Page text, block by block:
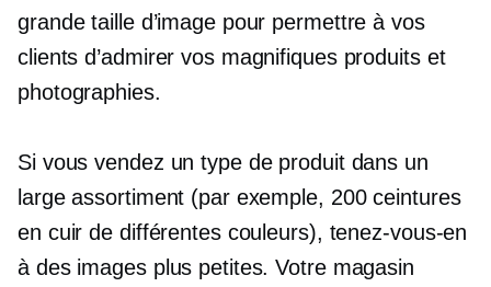
grande taille d’image pour permettre à vos
clients d’admirer vos magnifiques produits et
photographies.
Si vous vendez un type de produit dans un
large assortiment (par exemple, 200 ceintures
en cuir de différentes couleurs), tenez-vous-en
à des images plus petites. Votre magasin